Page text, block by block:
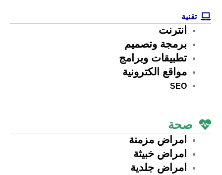
تقنية
انترنت
برمجة وتصميم
تطبيقات وبرامج
مواقع الكترونية
SEO
صحة
امراض مزمنة
امراض خبيثة
امراض جلدية